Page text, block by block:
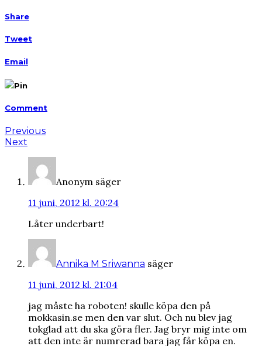
Share
Tweet
Email
Pin
Comment
Previous
Next
Anonym säger
11 juni, 2012 kl. 20:24
Låter underbart!
Annika M Sriwanna säger
11 juni, 2012 kl. 21:04
jag måste ha roboten! skulle köpa den på
mokkasin.se men den var slut. Och nu blev jag
tokglad att du ska göra fler. Jag bryr mig inte om
att den inte är numrerad bara jag får köpa en.